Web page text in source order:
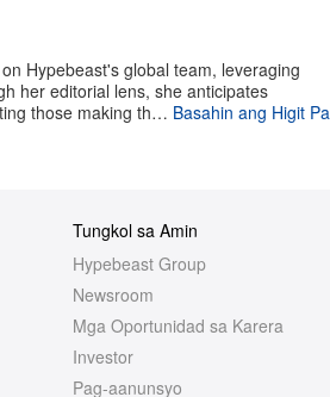
Hypebeast's global team, leveraging
her editorial lens, she anticipates
those making th… Basahin ang Higit Pa
Tungkol sa Amin
Hypebeast Group
Newsroom
Mga Oportunidad sa Karera
Investor
Pag-aanunsyo